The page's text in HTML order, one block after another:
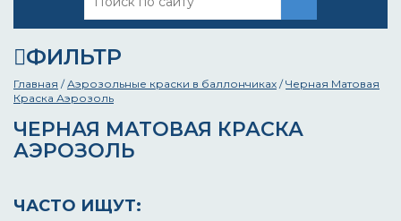
ФИЛЬТР
Главная /Аэрозольные краски в баллончиках /Черная Матовая
Краска Аэрозоль
ЧЕРНАЯ МАТОВАЯ КРАСКА
АЭРОЗОЛЬ
ЧАСТО ИЩУТ: